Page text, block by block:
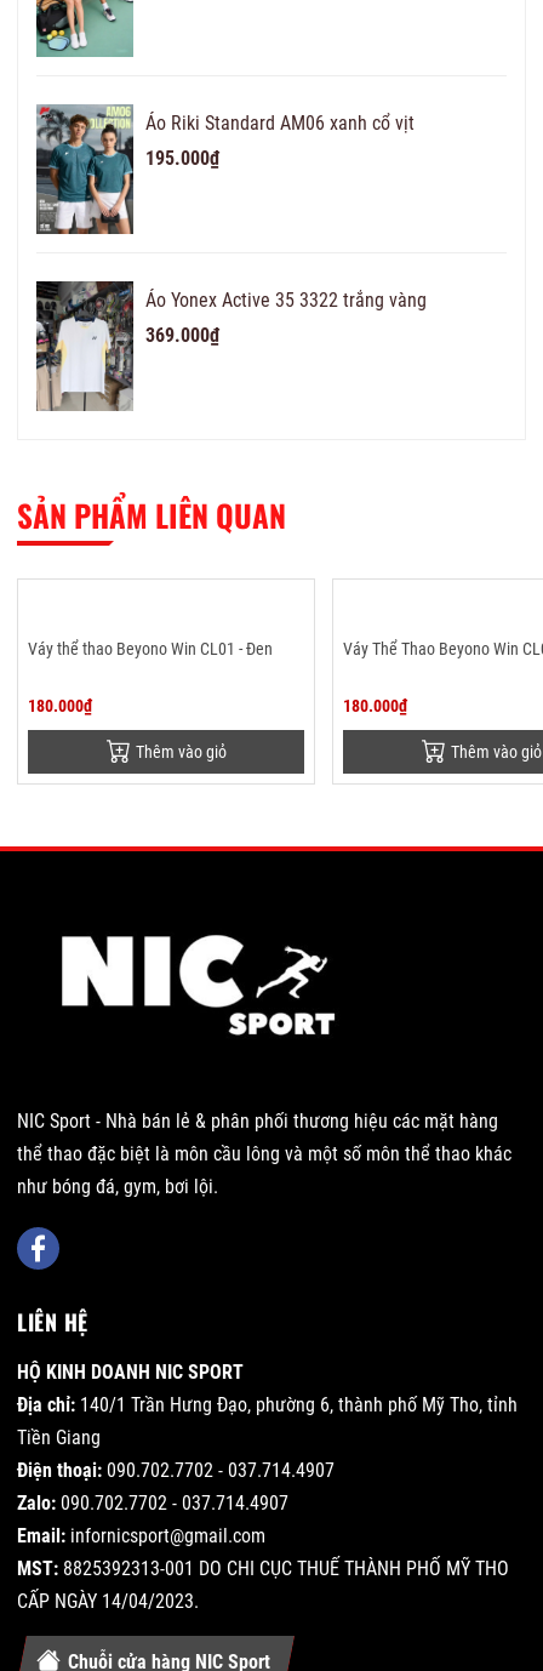
Áo Riki Standard AM06 xanh cổ vịt
195.000₫
Áo Yonex Active 35 3322 trắng vàng
369.000₫
SẢN PHẨM LIÊN QUAN
Váy thể thao Beyono Win CL01 - Đen
180.000₫
Thêm vào giỏ
Váy Thể Thao Beyono Win
180.000₫
Thêm vào giỏ
NIC Sport - Nhà bán lẻ & phân phối thương hiệu các mặt hàng
thể thao đặc biệt là môn cầu lông và một số môn thể thao khác
như bóng đá, gym, bơi lội.
LIÊN HỆ
HỘ KINH DOANH NIC SPORT
Địa chỉ: 140/1 Trần Hưng Đạo, phường 6, thành phố Mỹ Tho, tỉnh
Tiền Giang
Điện thoại: 090.702.7702 - 037.714.4907
Zalo: 090.702.7702 - 037.714.4907
Email: infornicsport@gmail.com
MST: 8825392313-001 DO CHI CỤC THUẾ THÀNH PHỐ MỸ THO
CẤP NGÀY 14/04/2023.
Chuỗi cửa hàng NIC Sport